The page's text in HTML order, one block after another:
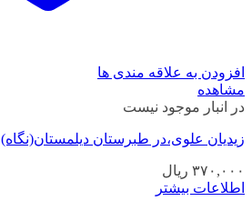
افزودن به علاقه مندی ها
مشاهده
در انبار موجود نیست
زیدیان علوی،در طبرستان دیلمستان(نگاه)
۳۷۰,۰۰۰ ریال
اطلاعات بیشتر